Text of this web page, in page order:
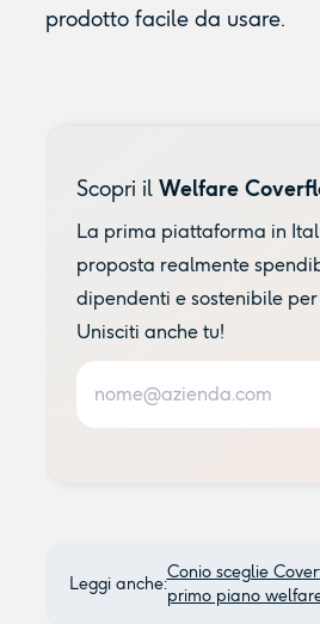
prodotto facile da usare.
Scopri il Welfare
La prima piattaforma in
proposta realmente
dipendenti e sostenibile
Unisciti anche tu!
Leggi anche:
Conio sceglie
primo piano